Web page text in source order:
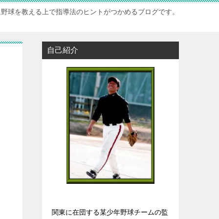
球を教える上で指導法のヒントがつかめるブログです。
自己紹介
関東に在団する某少年野球チームの監